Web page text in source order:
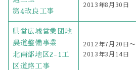
第4改良工事
2013年8月30日
県営広域営業団地
農道整備事業
北南部地区2-1工
区道路工事
2012年7月20日〜
2013年3月14日